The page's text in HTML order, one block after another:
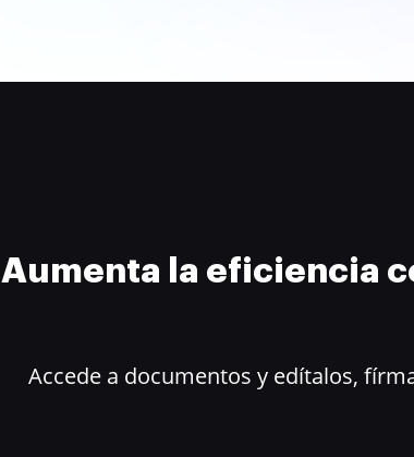
Aumenta la eficiencia
Accede a documentos y edítalos,